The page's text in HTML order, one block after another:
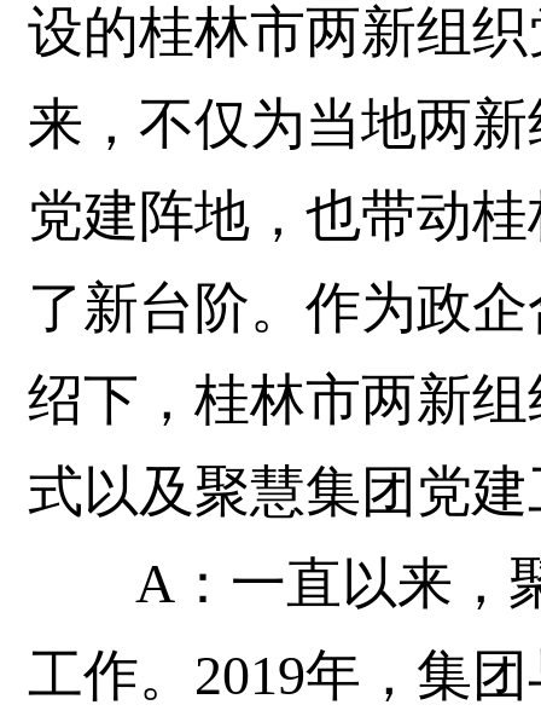
设的桂林市两新组
来，不仅为当地两
党建阵地，也带动
了新台阶。作为政
绍下，桂林市两新
式以及聚慧集团党
A：一直以来，聚
工作。2019年，集